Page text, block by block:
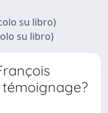
su libro)
su libro)
témoignage?